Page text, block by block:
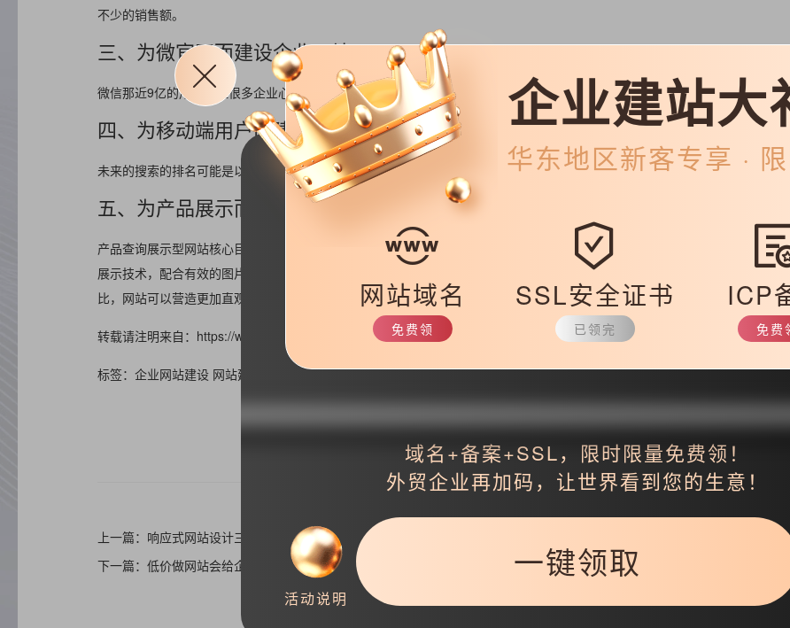
不少的销售额。
三、为微官网而建设企业网站
微信那近9亿的用户，让很多企业心动，心动不如行动，立即建个微官网。
四、为移动端用户而建设手机网站
未来的搜索的排名可能是以手机网站为主要依据的，所以想要获得搜索用户，最好企业建设起手机网站。
五、为产品展示而建设企业网站
产品查询展示型网站核心目的是推广产品，网络推广是企业的产品“展示框”。利用网络的多媒体技术，数据库存储查询技术，三
展示技术，配合有效的图片和文字说明，将企业的产品充分展现给新老客户，使客户能全方位的了解公司产品。与产品印刷资料
比，网站可以营造更加直观的氛围和产品的感染力，促使商家及消费者对产品产生采购欲望，从而促进企业销售。
转载请注明来自：https://www.haizr.cn/help/website/153941.html
标签：企业网站建设 网站建设目的
上一篇：响应式网站设计三大基本表现特征
返回
下一篇：低价做网站会给企业带来的四大影响
企业建站大
华东地区新客专享 ·
网站域名
免费领
SSL安全证书
已领完
ICP
免费
活动说明
域名+备案+SSL，限时限量免费领！
外贸企业再加码，让世界看到您的生意！
一键领取